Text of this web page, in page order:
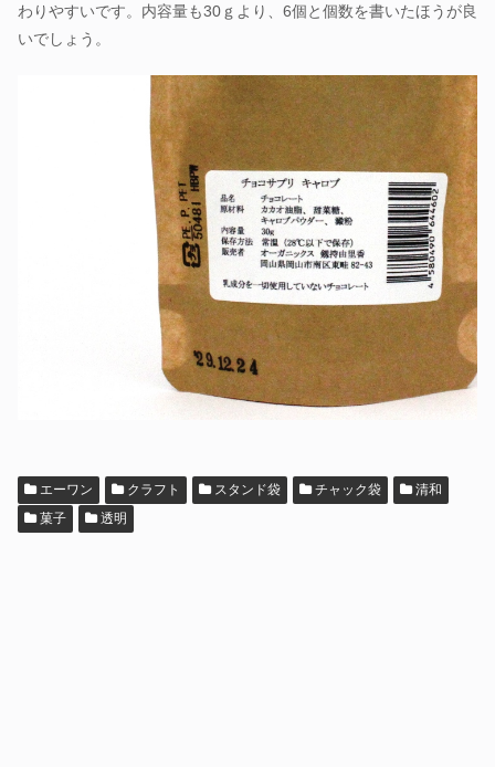
わりやすいです。内容量も30ｇより、6個と個数を書いたほうが良
いでしょう。
エーワン クラフト スタンド袋 チャック袋
清和
菓子
透明